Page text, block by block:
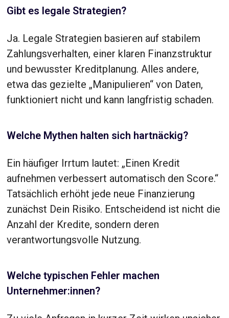
Gibt es legale Strategien?
Ja. Legale Strategien basieren auf stabilem
Zahlungsverhalten, einer klaren Finanzstruktur
und bewusster Kreditplanung. Alles andere,
etwa das gezielte „Manipulieren“ von Daten,
funktioniert nicht und kann langfristig schaden.
Welche Mythen halten sich hartnäckig?
Ein häufiger Irrtum lautet: „Einen Kredit
aufnehmen verbessert automatisch den Score.“
Tatsächlich erhöht jede neue Finanzierung
zunächst Dein Risiko. Entscheidend ist nicht die
Anzahl der Kredite, sondern deren
verantwortungsvolle Nutzung.
Welche typischen Fehler machen
Unternehmer:innen?